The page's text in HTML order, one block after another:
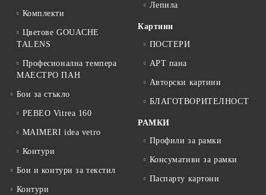
Комплекти
Цветове GOUACHE
TALENS
Професионална темпера
МАЕСТРО ПАН
Бои за стъкло
PEBEO Vitrea 160
MAIMERI idea vetro
Контури
Бои и контури за текстил
Контури
Лепила
Картини
ПОСТЕРИ
АРТ пана
Авторски картини
БЛАГОТВОРИТЕЛНОСТ
РАМКИ
Профили за рамки
Консумативи за рамки
Паспарту картони